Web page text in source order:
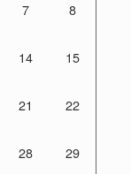
7 8
14 15
21 22
28 29